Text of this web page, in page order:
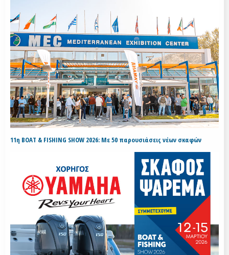
11η BOAT & FISHING SHOW 2026: Με 50 παρουσιάσεις νέων σκαφών